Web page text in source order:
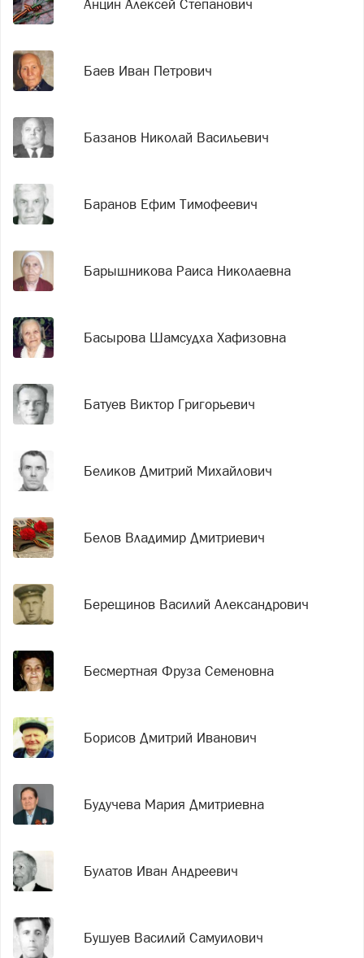
Анцин Алексей Степанович
Баев Иван Петрович
Базанов Николай Васильевич
Баранов Ефим Тимофеевич
Барышникова Раиса Николаевна
Басырова Шамсудха Хафизовна
Батуев Виктор Григорьевич
Беликов Дмитрий Михайлович
Белов Владимир Дмитриевич
Берещинов Василий Александрович
Бесмертная Фруза Семеновна
Борисов Дмитрий Иванович
Будучева Мария Дмитриевна
Булатов Иван Андреевич
Бушуев Василий Самуилович